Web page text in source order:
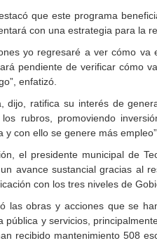
que este programa
con una estrategia para la
yo regresaré a ver cómo
pendiente de verificar cómo
enfatizó.
dijo, ratifica su interés de
rubros, promoviendo
y con ello se genere más empleo”.
el presidente municipal de
avance sustancial gracias al
con los tres niveles de
las obras y acciones que se
pública y servicios,
recibido mantenimiento 508